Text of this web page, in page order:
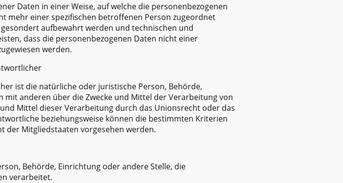
Daten in einer Weise, auf welche die personenbezogenen
mehr einer spezifischen betroffenen Person zugeordnet
aufbewahrt werden und technischen und
dass die personenbezogenen Daten nicht einer
werden.
ist die natürliche oder juristische Person, Behörde,
anderen über die Zwecke und Mittel der Verarbeitung von
Mittel dieser Verarbeitung durch das Unionsrecht oder das
beziehungsweise können die bestimmten Kriterien
der Mitgliedstaaten vorgesehen werden.
Behörde, Einrichtung oder andere Stelle, die
verarbeitet.